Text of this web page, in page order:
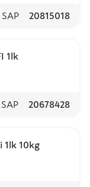
SAP 20815018
1lk
SAP 20678428
1lk 10kg